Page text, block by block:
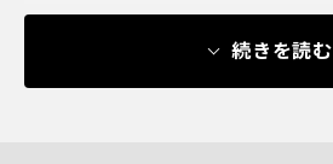
続きを読む